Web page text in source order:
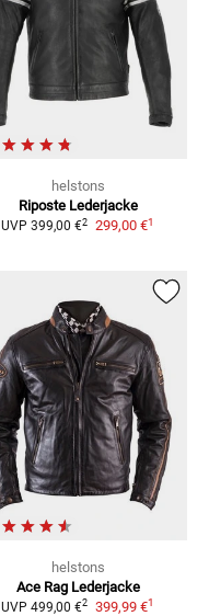
helstons
Riposte Lederjacke
UVP 399,00 €2 299,00 €1
helstons
Ace Rag Lederjacke
UVP 499,00 €2 399,99 €1